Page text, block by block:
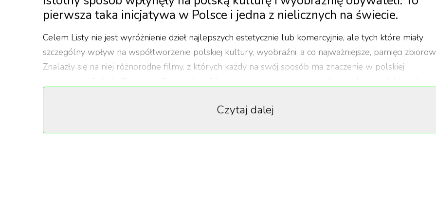
pierwsza taka inicjatywa w Polsce i jedna z nielicznych na świecie.
Celem Listy nie jest wyróżnienie dzieł najlepszych estetycznie lub komercyjnie, ale tych które miały
szczególny wpływ na współtworzenie polskiej kultury, wyobraźni, a co najważniejsze, pamięci
Znalazły się na niej różnorodne filmy, z których każdy na swój sposób ma znaczenie w polskiej
kinematografii. Lista Polskiego Dziedzictwa Filmowego przedstawia ponadto ewolucję polskiego kina.
Od dokumentów, poprzez animacje, eksperymenty, aż po klasykę fabularną. Każdy z tych filmów
Czytaj dalej